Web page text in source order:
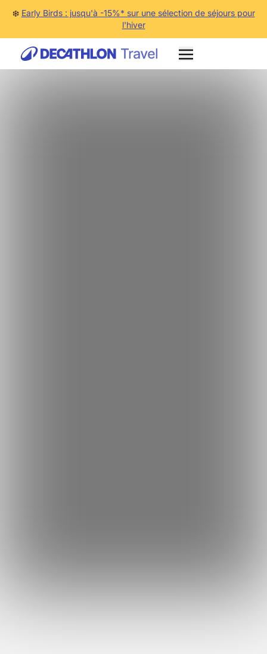
❄️ Early Birds : jusqu'à -15%* sur une sélection de séjours pour
l'hiver